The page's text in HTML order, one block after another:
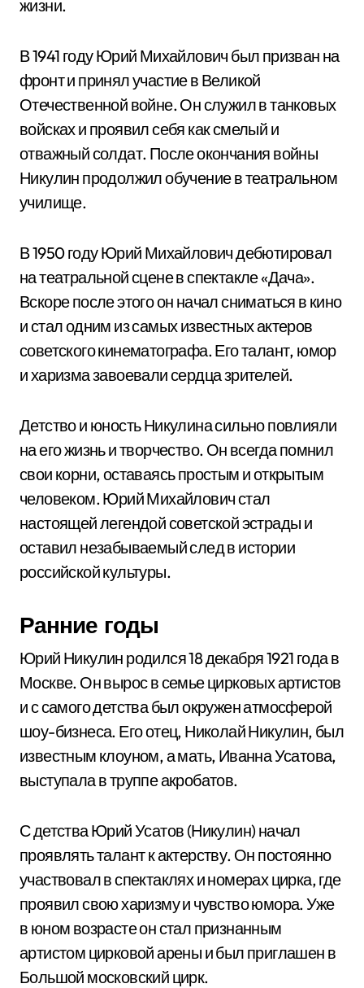
жизни.
В 1941 году Юрий Михайлович был призван на
фронт и принял участие в Великой
Отечественной войне. Он служил в танковых
войсках и проявил себя как смелый и
отважный солдат. После окончания войны
Никулин продолжил обучение в театральном
училище.
В 1950 году Юрий Михайлович дебютировал
на театральной сцене в спектакле «Дача».
Вскоре после этого он начал сниматься в кино
и стал одним из самых известных актеров
советского кинематографа. Его талант, юмор
и харизма завоевали сердца зрителей.
Детство и юность Никулина сильно повлияли
на его жизнь и творчество. Он всегда помнил
свои корни, оставаясь простым и открытым
человеком. Юрий Михайлович стал
настоящей легендой советской эстрады и
оставил незабываемый след в истории
российской культуры.
Ранние годы
Юрий Никулин родился 18 декабря 1921 года в
Москве. Он вырос в семье цирковых артистов
и с самого детства был окружен атмосферой
шоу-бизнеса. Его отец, Николай Никулин, был
известным клоуном, а мать, Иванна Усатова,
выступала в труппе акробатов.
С детства Юрий Усатов (Никулин) начал
проявлять талант к актерству. Он постоянно
участвовал в спектаклях и номерах цирка, где
проявил свою харизму и чувство юмора. Уже
в юном возрасте он стал признанным
артистом цирковой арены и был приглашен в
Большой московский цирк.